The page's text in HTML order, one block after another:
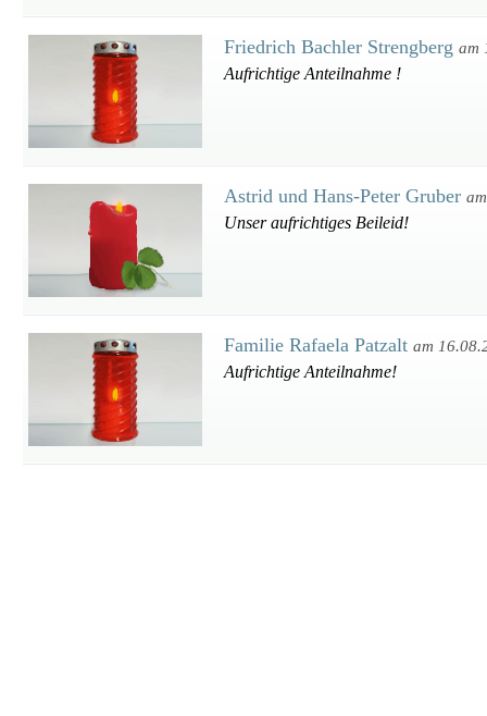
Friedrich Bachler Strengberg am
Aufrichtige Anteilnahme !
Astrid und Hans-Peter Gruber
Unser aufrichtiges Beileid!
Familie Rafaela Patzalt am
Aufrichtige Anteilnahme!